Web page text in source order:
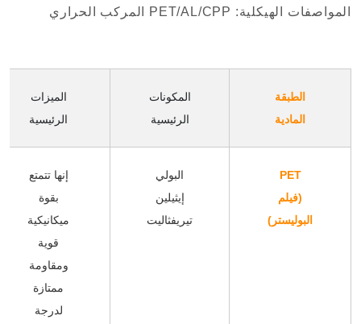
المواصفات الهيكلية: PET/AL/CPP المركب الحراري
الطبقة
المادية
المكونات
الرئيسية
الميزات
الرئيسية
PET
(فيلم
البوليستر)
البولي
إيثيلين
تيريفثاليت
إنها تتمتع
بقوة
ميكانيكية
قوية
ومقاومة
ممتازة
لدرجة